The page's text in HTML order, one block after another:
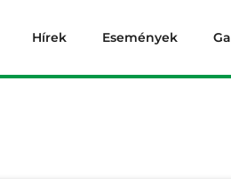
Hírek Események